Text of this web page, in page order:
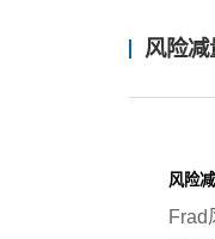
风险减
风险
Frad